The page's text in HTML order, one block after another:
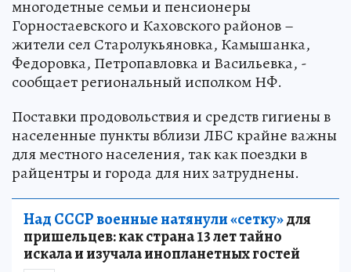
многодетные семьи и пенсионеры
Горностаевского и Каховского районов –
жители сел Старолукьяновка, Камышанка,
Федоровка, Петропавловка и Васильевка, -
сообщает региональный исполком НФ.
Поставки продовольствия и средств гигиены в
населенные пункты вблизи ЛБС крайне важны
для местного населения, так как поездки в
райцентры и города для них затруднены.
Над СССР военные натянули «сетку»для
пришельцев: как страна 13 лет тайно
искала и изучала инопланетных гостей